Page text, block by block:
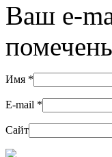
Ваш e-
Имя *
E-mail *
Сайт